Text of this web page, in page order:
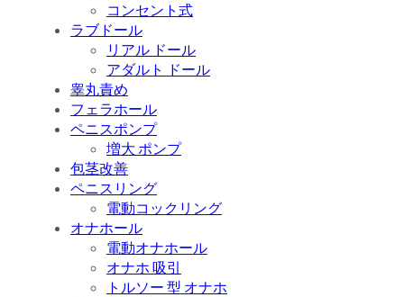
コンセント式
ラブドール
リアル ドール
アダルト ドール
睾丸責め
フェラホール
ペニスポンプ
増大 ポンプ
包茎改善
ペニスリング
電動コックリング
オナホール
電動オナホール
オナホ 吸引
トルソー 型 オナホ